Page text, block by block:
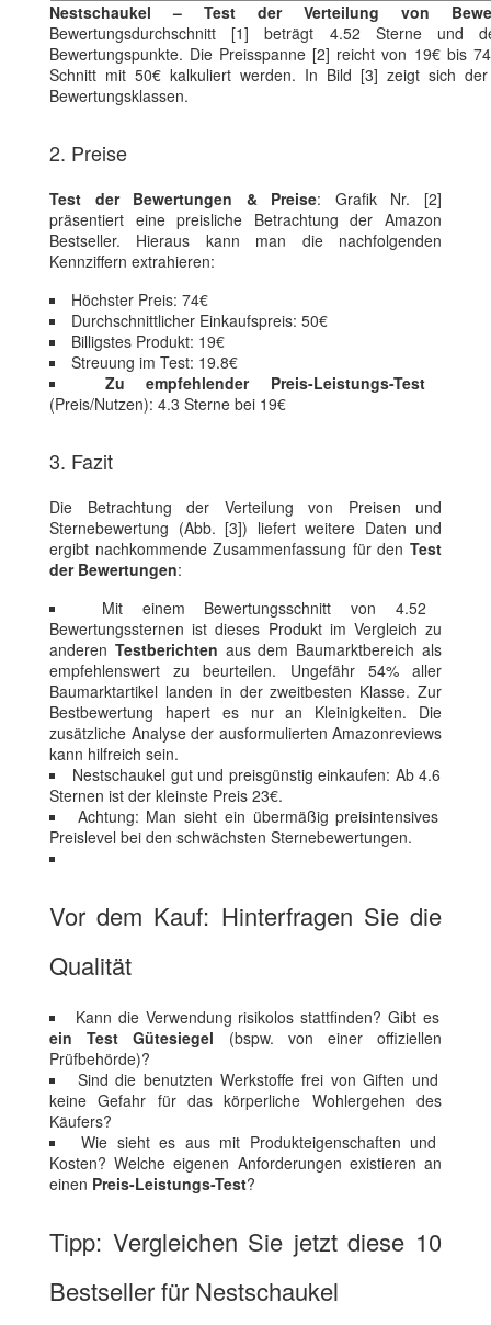
Nestschaukel – Test der Verteilung von
Bewertungsdurchschnitt [1] beträgt 4.52 Sterne
Bewertungspunkte. Die Preisspanne [2] reicht von 19€ bis
Schnitt mit 50€ kalkuliert werden. In Bild [3] zeigt sich
Bewertungsklassen.
2. Preise
Test der Bewertungen & Preise: Grafik Nr. [2]
präsentiert eine preisliche Betrachtung der Amazon
Bestseller. Hieraus kann man die nachfolgenden
Kennziffern extrahieren:
Höchster Preis: 74€
Durchschnittlicher Einkaufspreis: 50€
Billigstes Produkt: 19€
Streuung im Test: 19.8€
Zu empfehlender Preis-Leistungs-Test
(Preis/Nutzen): 4.3 Sterne bei 19€
3. Fazit
Die Betrachtung der Verteilung von Preisen und
Sternebewertung (Abb. [3]) liefert weitere Daten und
ergibt nachkommende Zusammenfassung für den Test
der Bewertungen:
Mit einem Bewertungsschnitt von 4.52
Bewertungssternen ist dieses Produkt im Vergleich zu
anderen Testberichten aus dem Baumarktbereich als
empfehlenswert zu beurteilen. Ungefähr 54% aller
Baumarktartikel landen in der zweitbesten Klasse. Zur
Bestbewertung hapert es nur an Kleinigkeiten. Die
zusätzliche Analyse der ausformulierten Amazonreviews
kann hilfreich sein.
Nestschaukel gut und preisgünstig einkaufen: Ab 4.6
Sternen ist der kleinste Preis 23€.
Achtung: Man sieht ein übermäßig preisintensives
Preislevel bei den schwächsten Sternebewertungen.
Vor dem Kauf: Hinterfragen Sie die
Qualität
Kann die Verwendung risikolos stattfinden? Gibt es
ein Test Gütesiegel (bspw. von einer offiziellen
Prüfbehörde)?
Sind die benutzten Werkstoffe frei von Giften und
keine Gefahr für das körperliche Wohlergehen des
Käufers?
Wie sieht es aus mit Produkteigenschaften und
Kosten? Welche eigenen Anforderungen existieren an
einen Preis-Leistungs-Test?
Tipp: Vergleichen Sie jetzt diese 10
Bestseller für Nestschaukel